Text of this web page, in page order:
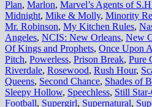
Plan, Marlon, Marvel’s Agents of
Midnight, Mike & Molly, Minority
Mr. Robinson, My Kitchen Rules,
Angeles, NCIS: New Orleans, New
Of Kings and Prophets, Once Upon
Pitch, Powerless, Prison Break, Pure
Riverdale, Rosewood, Rush Hour,
Queens, Second Chance, Shades of
Sleepy Hollow, Speechless, Still
Football, Supergirl, Supernatural,